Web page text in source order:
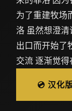
为了重建牧场
洛 虽然想澄
出口而开始了
交流 逐渐觉
💿 汉化